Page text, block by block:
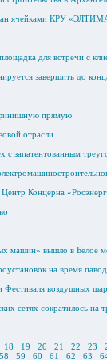
ячейками КРУ
для встречи с
завершить до
прямую
отрасли
с запатентованным
Концерна
машин» вышло в Белое
на время
воздушных
сетях сократилось на
18 19 20 21 22 23
58 59 60 61 62 63